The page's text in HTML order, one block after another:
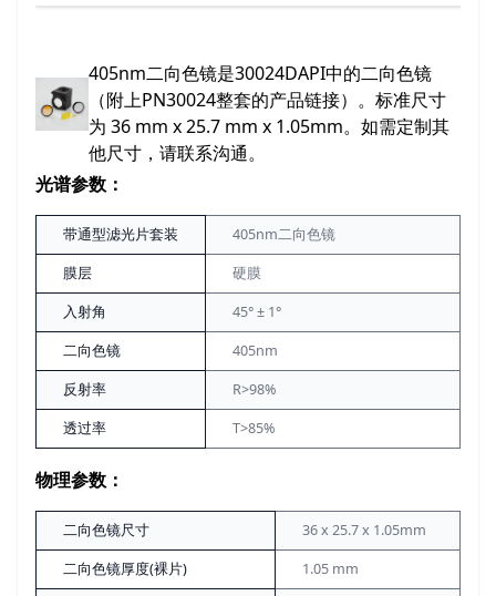
405nm二向色镜是30024DAPI中的二向色镜
（附上PN30024整套的产品链接）。标准尺寸
为 36 mm x 25.7 mm x 1.05mm。如需定制其
他尺寸，请联系沟通。
光谱参数：
带通型滤光片套装 405nm二向色镜
膜层 硬膜
入射角 45° ± 1°
二向色镜 405nm
反射率 R>98%
透过率 T>85%
物理参数：
二向色镜尺寸 36 x 25.7 x 1.05mm
二向色镜厚度(裸片) 1.05 mm